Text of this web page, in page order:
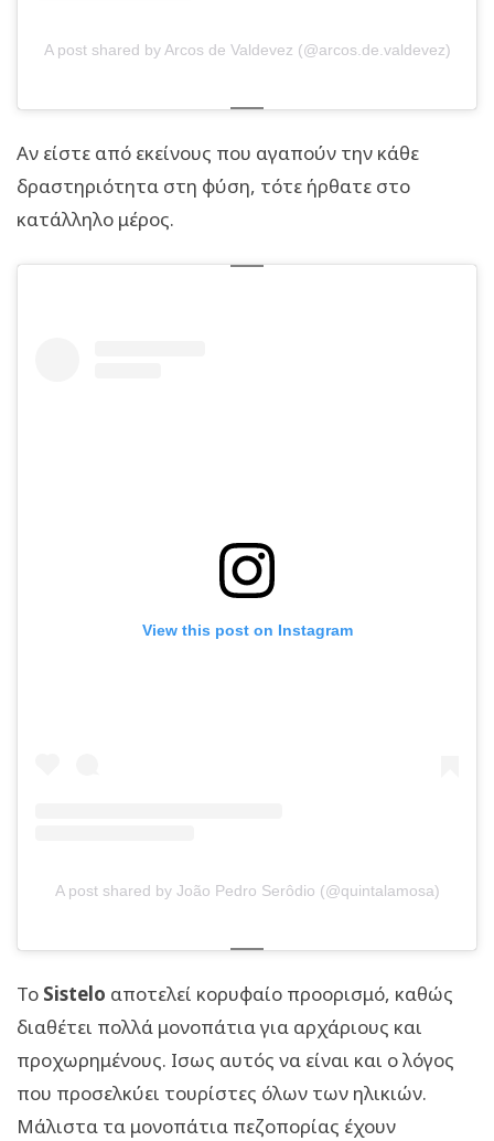
A post shared by Arcos de Valdevez (@arcos.de.valdevez)
Αν είστε από εκείνους που αγαπούν την κάθε
δραστηριότητα στη φύση, τότε ήρθατε στο
κατάλληλο μέρος.
View this post on Instagram
A post shared by João Pedro Serôdio (@quintalamosa)
Το Sistelo αποτελεί κορυφαίο προορισμό, καθώς
διαθέτει πολλά μονοπάτια για αρχάριους και
προχωρημένους. Ισως αυτός να είναι και ο λόγος
που προσελκύει τουρίστες όλων των ηλικιών.
Μάλιστα τα μονοπάτια πεζοπορίας έχουν